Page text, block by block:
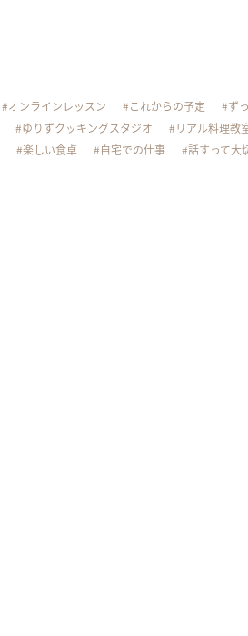
オンラインレッスン これからの予定
ず
ゆりずクッキングスタジオ リアル料理教
楽しい食卓 自宅での仕事 話すって大